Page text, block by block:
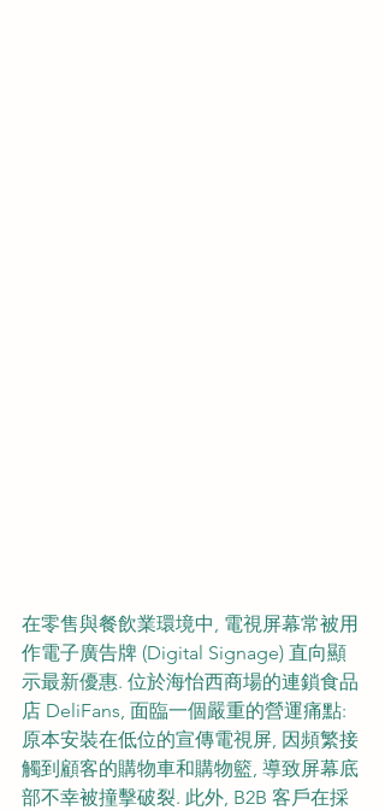
在零售與餐飲業環境中, 電視屏幕常被用
作電子廣告牌 (Digital Signage) 直向顯
示最新優惠. 位於海怡西商場的連鎖食品
店 DeliFans, 面臨一個嚴重的營運痛點:
原本安裝在低位的宣傳電視屏, 因頻繁接
觸到顧客的購物車和購物籃, 導致屏幕底
部不幸被撞擊破裂. 此外, B2B 客戶在採